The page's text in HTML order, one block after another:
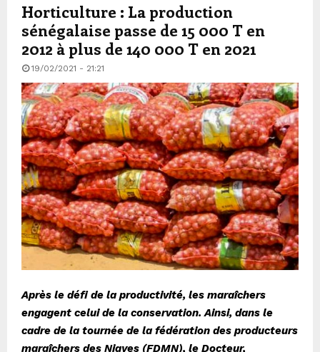
Horticulture : La production
sénégalaise passe de 15 000 T en
2012 à plus de 140 000 T en 2021
19/02/2021 - 21:21
Après le défi de la productivité, les maraîchers
engagent celui de la conservation. Ainsi, dans le
cadre de la tournée de la fédération des producteurs
maraîchers des Niayes (FDMN), le Docteur,